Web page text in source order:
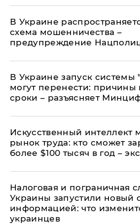
В Украине
схема мошенничества –
предупреждение
В Украине запуск системы
могут перенести: причины
сроки – разъясняет
Искусственный интеллект
рынок труда: кто сможет
более $100 тысяч в год –
Налоговая и пограничная
Украины запустили новый
информацией: что
украинцев